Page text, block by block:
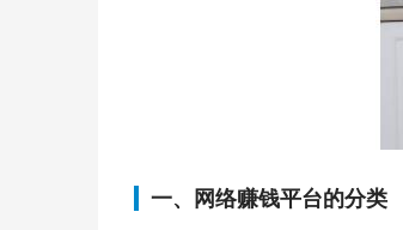
一、网络赚钱平台的分类